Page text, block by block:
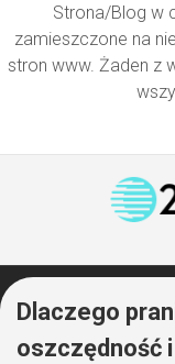
Strona/Blog w
zamieszczone na
stron www. Żaden z
Dlaczego
oszczędność